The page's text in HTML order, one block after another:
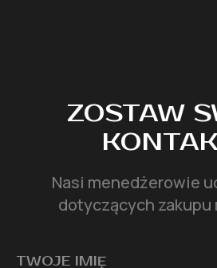
ZOSTAW
Nasi menedżerowie
dotyczących zakupu